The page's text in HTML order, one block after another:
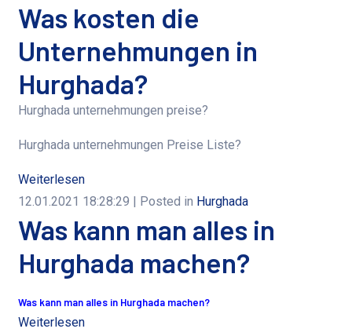
Was kosten die
Unternehmungen in
Hurghada?
Hurghada unternehmungen preise?
Hurghada unternehmungen Preise Liste?
Weiterlesen
12.01.2021 18:28:29 | Posted in Hurghada
Was kann man alles in
Hurghada machen?
Was kann man alles in Hurghada machen?
Weiterlesen